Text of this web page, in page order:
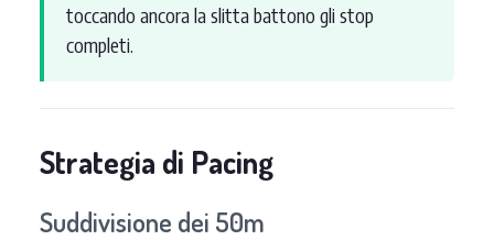
toccando ancora la slitta battono gli stop
completi.
Strategia di Pacing
Suddivisione dei 50m